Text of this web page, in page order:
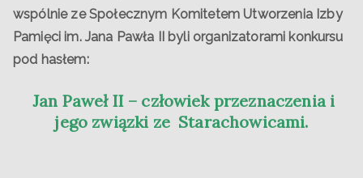
wspólnie zeSpołecznym Komitetem Utworzenia Izby
Pamięci im. Jana Pawła II byli organizatorami konkursu
pod hasłem:
Jan Paweł II – człowiek przeznaczenia i
jego związki ze Starachowicami.